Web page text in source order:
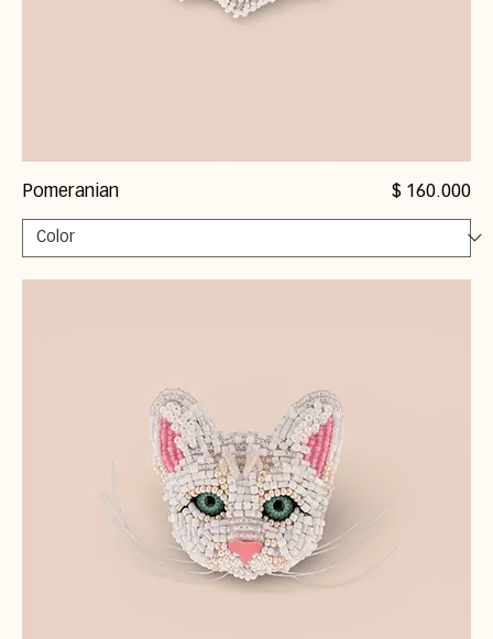
Pomeranian Precio
$ 160.000